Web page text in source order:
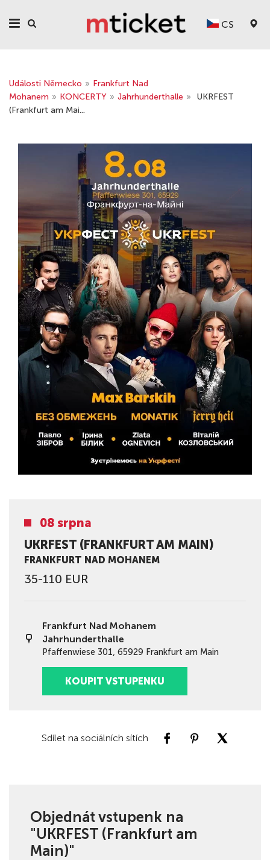
CS
Události Německo » Frankfurt Nad
Mohanem » KONCERTY » Jahrhunderthalle »
UKRFEST
(Frankfurt am Mai...
08 srpna
UKRFEST (FRANKFURT AM MAIN)
FRANKFURT NAD MOHANEM
35-110 EUR
Frankfurt Nad Mohanem
Jahrhunderthalle
Pfaffenwiese 301, 65929 Frankfurt am Main
KOUPIT VSTUPENKU
Sdílet na sociálních sítích
Objednát vstupenk na
"UKRFEST (Frankfurt am
Main)"